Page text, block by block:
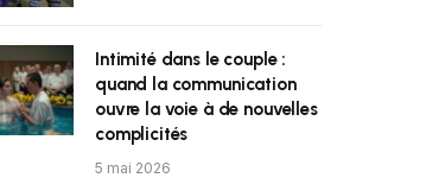
Intimité dans le couple :
quand la communication
ouvre la voie à de nouvelles
complicités
5 mai 2026